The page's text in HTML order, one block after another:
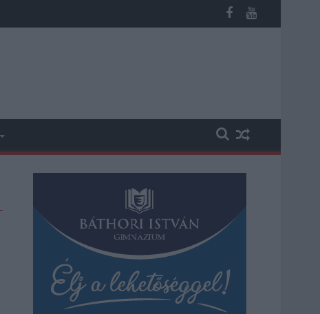
vesztegetés miatt 3 év letöltendőt kaphat és ez csak az